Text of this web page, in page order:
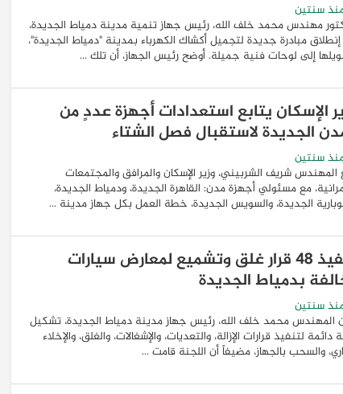
سنتين
مهندس محمد خلف الله، رئيس جهاز تنمية مدينة دمياط الجديدة،
مبادرة جديدة لتجميل أكشاك الكهرباء بمدينة "دمياط الجديدة"،
إلى لوحات فنية جميلة. أوضح رئيس الجهاز، أن تلك ...
الإسكان يتابع استعدادات أجهزة عددٍ من
الجديدة لاستقبال فصل الشتاء
سنتين
المهندس شريف الشربيني، وزير الإسكان والمرافق والمجتمعات
مع مسئولي أجهزة مدن: القاهرة الجديدة، ودمياط الجديدة،
الجديدة، والسويس الجديدة، خطة العمل بكل جهاز مدينة ...
تنفيذ 48 قرار غلق وتشميع لمعارض سيارات
بدمياط الجديدة
سنتين
المهندس محمد خلف الله، رئيس جهاز مدينة دمياط الجديدة، تشكيل
دائمة لتنفيذ قرارات الإزالة، والتعديات، والإشغالات، والغلق، والإخلاء
والسحب بالجهاز، مضيفاً أن اللجنة قامت ...